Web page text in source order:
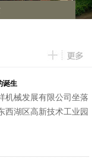
诞生
机械发展有限公司坐落
西湖区高新技术工业园
科研、制造，销售和服
切丁机，萝卜田间运输